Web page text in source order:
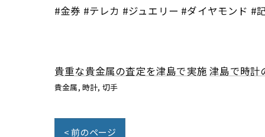
#金券 #テレカ #ジュエリー #ダイヤモンド #
貴重な貴金属の査定を津島で実施 津島で時計
貴金属 時計 切手
< 前のページ